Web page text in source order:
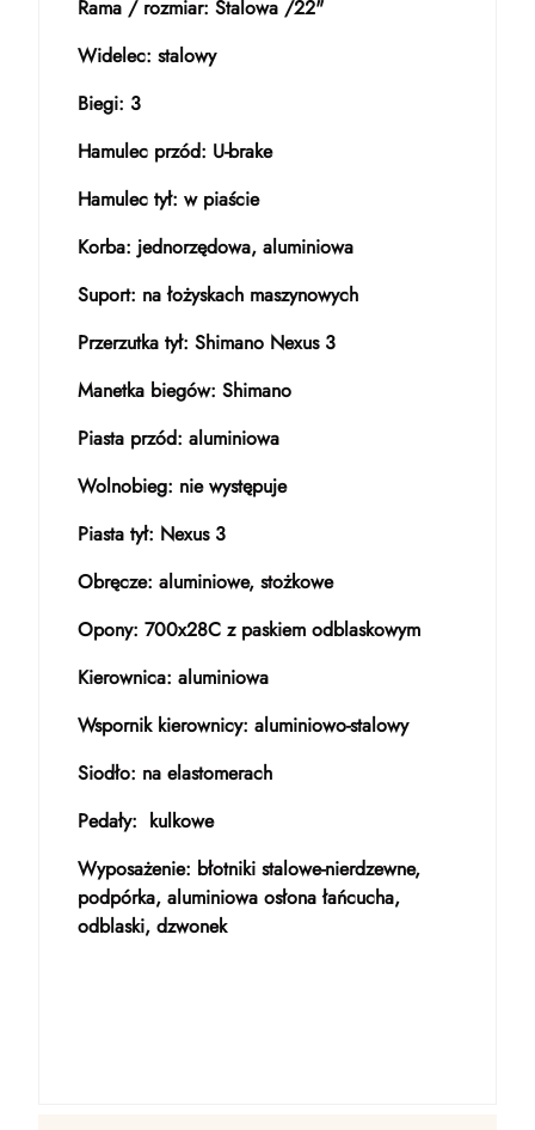
Rama / rozmiar: Stalowa /22"
Widelec: stalowy
Biegi: 3
Hamulec przód: U-brake
Hamulec tył: w piaście
Korba: jednorzędowa, aluminiowa
Suport: na łożyskach maszynowych
Przerzutka tył: Shimano Nexus 3
Manetka biegów: Shimano
Piasta przód: aluminiowa
Wolnobieg: nie występuje
Piasta tył: Nexus 3
Obręcze: aluminiowe, stożkowe
Opony: 700x28C z paskiem odblaskowym
Kierownica: aluminiowa
Wspornik kierownicy: aluminiowo-stalowy
Siodło: na elastomerach
Pedały: kulkowe
Wyposażenie: błotniki stalowe-nierdzewne,
podpórka, aluminiowa osłona łańcucha,
odblaski, dzwonek